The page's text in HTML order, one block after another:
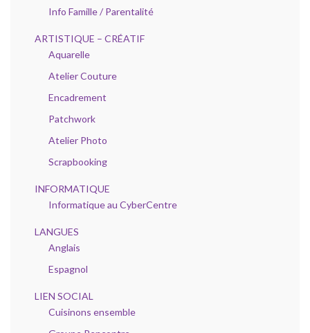
Info Famille / Parentalité
ARTISTIQUE – CRÉATIF
Aquarelle
Atelier Couture
Encadrement
Patchwork
Atelier Photo
Scrapbooking
INFORMATIQUE
Informatique au CyberCentre
LANGUES
Anglais
Espagnol
LIEN SOCIAL
Cuisinons ensemble